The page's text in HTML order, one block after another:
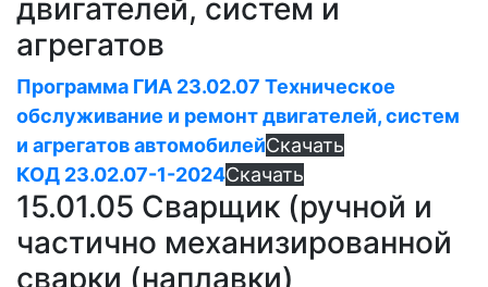
двигателей, систем и
агрегатов
Программа ГИА 23.02.07 Техническое
обслуживание и ремонт двигателей, систем
и агрегатов автомобилейСкачать
КОД 23.02.07-1-2024Скачать
15.01.05 Сварщик (ручной и
частично механизированной
сварки (наплавки)